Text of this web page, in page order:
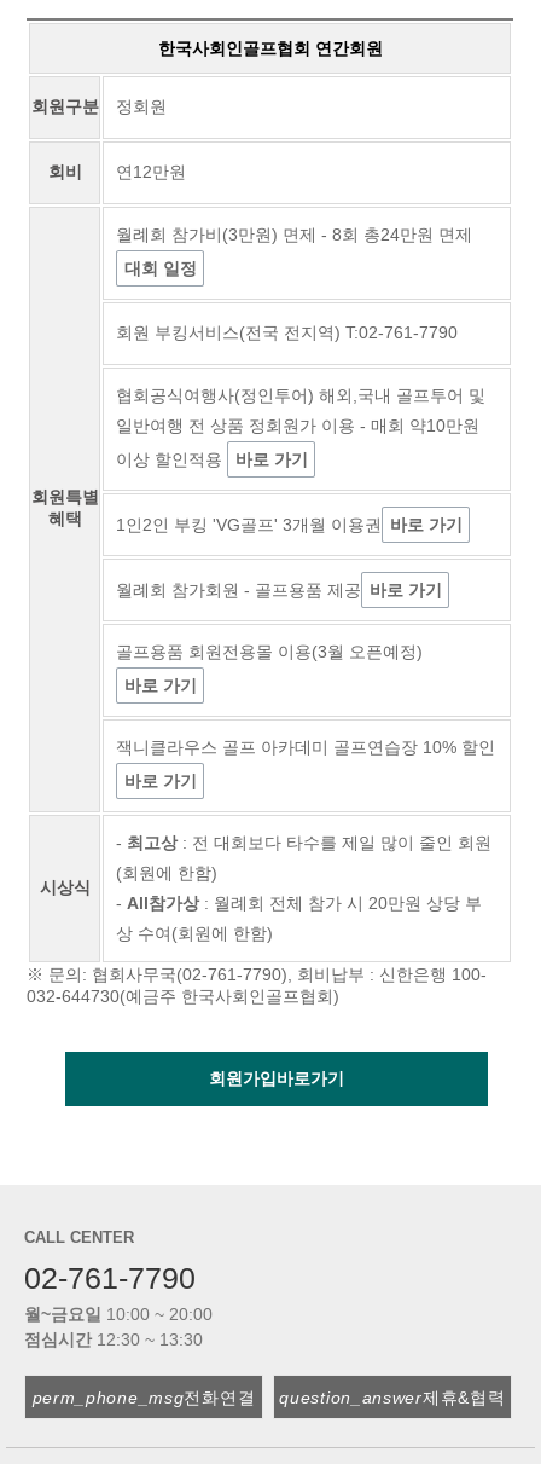
한국사회인골프협회 연간회원
회원구분 정회원
회비 연12만원
회원특별
혜택
월례회 참가비(3만원) 면제 - 8회 총24만원 면제
대회 일정
회원 부킹서비스(전국 전지역) T:02-761-7790
협회공식여행사(정인투어) 해외,국내 골프투어 및
일반여행 전 상품 정회원가 이용 - 매회 약10만원
이상 할인적용
바로 가기
1인2인 부킹 'VG골프' 3개월 이용권 바로 가기
월례회 참가회원 - 골프용품 제공 바로 가기
골프용품 회원전용몰 이용(3월 오픈예정)
바로 가기
잭니클라우스 골프 아카데미 골프연습장 10% 할인
바로 가기
시상식
- 최고상: 전 대회보다 타수를 제일 많이 줄인 회원
(회원에 한함)
-All참가상: 월례회 전체 참가 시 20만원 상당 부
상 수여(회원에 한함)
※ 문의: 협회사무국(02-761-7790), 회비납부 : 신한은행 100-
032-644730(예금주 한국사회인골프협회)
회원가입바로가기
CALL CENTER
02-761-7790
월~금요일 10:00 ~ 20:00
점심시간12:30 ~ 13:30
perm_phone_msg전화연결 question_answer제휴&협력